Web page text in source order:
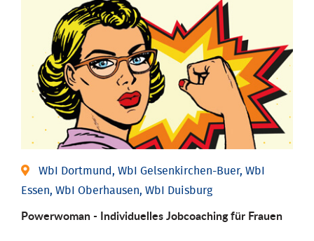
WbI Dortmund, WbI Gelsenkirchen-Buer, WbI
Essen, WbI Oberhausen, WbI Duisburg
Powerwoman - Individu­elles Job­coaching für Frauen